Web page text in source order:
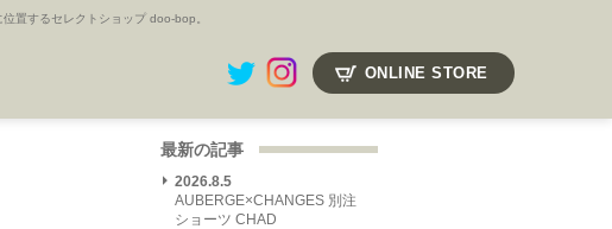
置するセレクトショップ doo-bop。
ONLINE STORE
最新の記事
2026.8.5
AUBERGE×CHANGES 別注
ショーツ CHAD